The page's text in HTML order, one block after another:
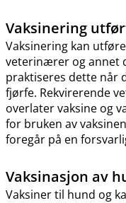
Vaksinering
Vaksinering kan
veterinærer og annet
praktiseres dette når
fjørfe. Rekvirerende
overlater vaksine og
for bruken av
foregår på en
Vaksinasjon av
Vaksiner til hund og